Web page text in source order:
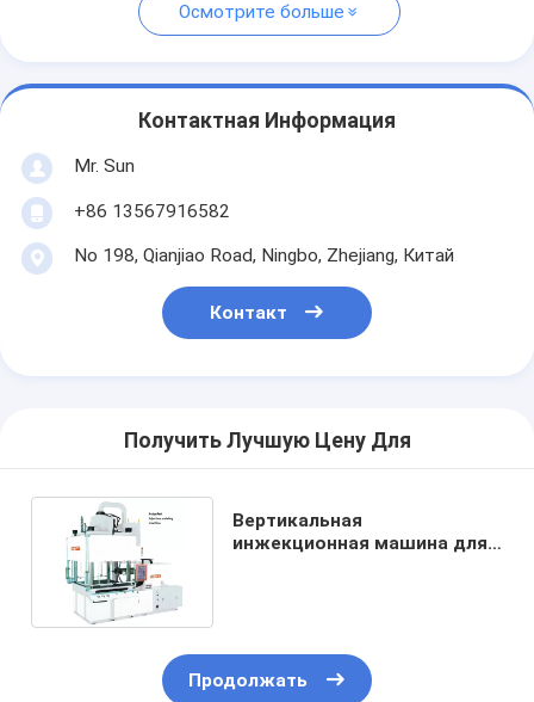
Осмотрите больше
Контактная Информация
Mr. Sun
+86 13567916582
No 198, Qianjiao Road, Ningbo, Zhejiang, Китай
Контакт
Получить Лучшую Цену Для
Вертикальная
инжекционная машина для
Продолжать